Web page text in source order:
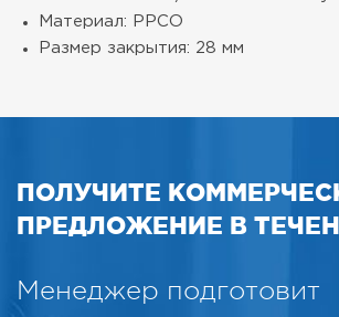
Материал: PPCO
Размер закрытия: 28 мм
ПОЛУЧИТЕ
ПРЕДЛОЖЕНИЕ В
Менеджер подготовит